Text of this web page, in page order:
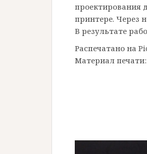
проектирования
принтере. Через
В результате
Распечатано на
Материал печати: